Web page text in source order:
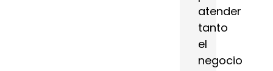
atender
tanto
el
negocio